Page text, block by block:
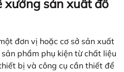
xưởng sản xuất đồ
đơn vị hoặc cơ sở sản xuất
phẩm phụ kiện từ chất liệu
bị và công cụ cần thiết để